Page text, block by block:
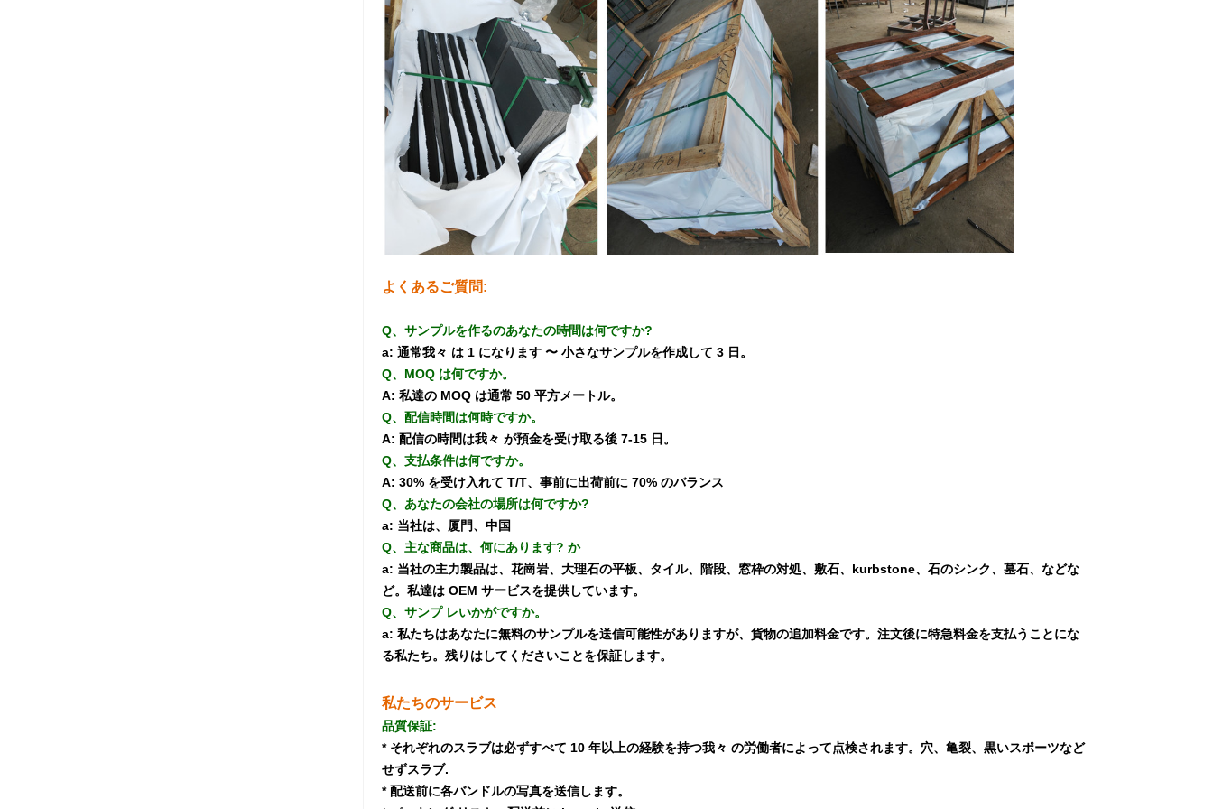
よくあるご質問:
Q、サンプルを作るのあなたの時間は何ですか?
a: 通常我々 は 1 になります 〜 小さなサンプルを作成して 3 日。
Q、MOQ は何ですか。
A: 私達の MOQ は通常 50 平方メートル。
Q、配信時間は何時ですか。
A: 配信の時間は我々 が預金を受け取る後 7-15 日。
Q、支払条件は何ですか。
A: 30% を受け入れて T/T、事前に出荷前に 70% のバランス
Q、あなたの会社の場所は何ですか?
a: 当社は、厦門、中国
Q、主な商品は、何にあります? か
a: 当社の主力製品は、花崗岩、大理石の平板、タイル、階段、窓枠の対処、敷石、kurbstone、石のシンク、墓石、などな
ど。私達は OEM サービスを提供しています。
Q、サンプ レいかがですか。
a: 私たちはあなたに無料のサンプルを送信可能性がありますが、貨物の追加料金です。注文後に特急料金を支払うことにな
る私たち。残りはしてくださいことを保証します。
私たちのサービス
品質保証:
* それぞれのスラブは必ずすべて 10 年以上の経験を持つ我々 の労働者によって点検されます。穴、亀裂、黒いスポーツなど
せずスラブ.
* 配送前に各バンドルの写真を送信します。